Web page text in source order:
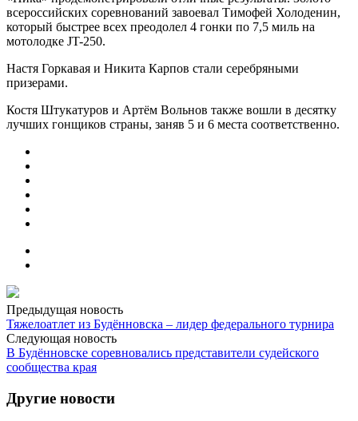
всероссийских соревнований завоевал Тимофей Холоденин,
который быстрее всех преодолел 4 гонки по 7,5 миль на
мотолодке JT-250.
Настя Горкавая и Никита Карпов стали серебряными
призерами.
Костя Штукатуров и Артём Вольнов также вошли в десятку
лучших гонщиков страны, заняв 5 и 6 места соответственно.
Предыдущая новость
Тяжелоатлет из Будённовска – лидер федерального турнира
Следующая новость
В Будённовске соревновались представители судейского
сообщества края
Другие новости